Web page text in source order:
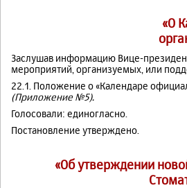
«О
Заслушав информацию Вице-
мероприятий, организуемых, или
22.1. Положение о «Календаре
(Приложение №5).
Голосовали: единогласно.
Постановление утверждено.
«Об утверждении